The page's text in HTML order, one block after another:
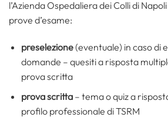
l’Azienda Ospedaliera dei Colli di
prove d’esame:
preselezione(eventuale) in caso di
domande – quesiti a risposta
prova scritta
prova scritta– tema o quiz a
profilo professionale di TSRM